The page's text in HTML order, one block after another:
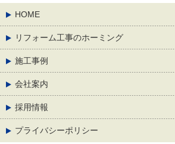
HOME
リフォーム工事のホーミング
施工事例
会社案内
採用情報
プライバシーポリシー